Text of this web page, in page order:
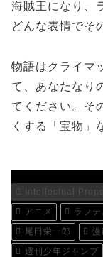
海賊王になり、
どんな表情でそ
物語はクライマ
て、あなたなり
てください。そ
くする「宝物」
Intellectual
アニメ
ラフテ
尾田栄一郎
漫
週刊少年ジャンプ